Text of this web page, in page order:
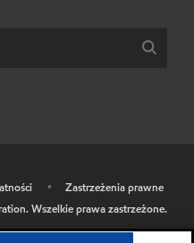
•
Zastrzeżenia prawne
Wszelkie prawa zastrzeżone.